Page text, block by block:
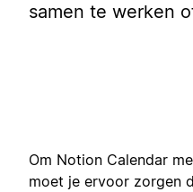
samen te werken
Om Notion Calendar
moet je ervoor zorgen